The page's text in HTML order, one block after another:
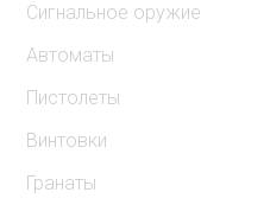
Сигнальное оружие
Автоматы
Пистолеты
Винтовки
Гранаты